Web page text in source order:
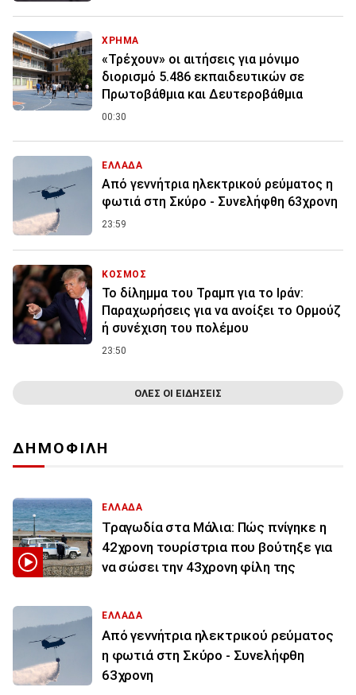
ΧΡΗΜΑ
«Τρέχουν» οι αιτήσεις για μόνιμο
διορισμό 5.486 εκπαιδευτικών σε
Πρωτοβάθμια και Δευτεροβάθμια
00:30
ΕΛΛΑΔΑ
Από γεννήτρια ηλεκτρικού ρεύματος η
φωτιά στη Σκύρο - Συνελήφθη 63χρονη
23:59
ΚΟΣΜΟΣ
Το δίλημμα του Τραμπ για το Ιράν:
Παραχωρήσεις για να ανοίξει το Ορμούζ
ή συνέχιση του πολέμου
23:50
ΟΛΕΣ ΟΙ ΕΙΔΗΣΕΙΣ
ΔΗΜΟΦΙΛΗ
ΕΛΛΑΔΑ
Τραγωδία στα Μάλια: Πώς πνίγηκε η
42χρονη τουρίστρια που βούτηξε για
να σώσει την 43χρονη φίλη της
ΕΛΛΑΔΑ
Από γεννήτρια ηλεκτρικού ρεύματος
η φωτιά στη Σκύρο - Συνελήφθη
63χρονη